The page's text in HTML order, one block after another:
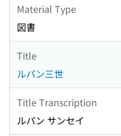
Material Type
図書
Title
ルパン三世
Title Transcription
ルパン サンセイ